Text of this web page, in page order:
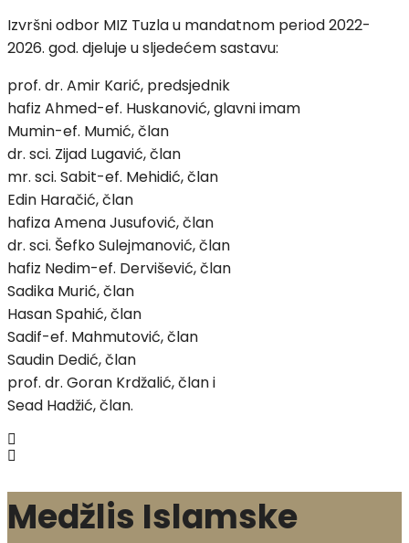
Izvršni odbor MIZ Tuzla u mandatnom period 2022-
2026. god. djeluje u sljedećem sastavu:
prof. dr. Amir Karić, predsjednik
hafiz Ahmed-ef. Huskanović, glavni imam
Mumin-ef. Mumić, član
dr. sci. Zijad Lugavić, član
mr. sci. Sabit-ef. Mehidić, član
Edin Haračić, član
hafiza Amena Jusufović, član
dr. sci. Šefko Sulejmanović, član
hafiz Nedim-ef. Dervišević, član
Sadika Murić, član
Hasan Spahić, član
Sadif-ef. Mahmutović, član
Saudin Dedić, član
prof. dr. Goran Krdžalić, član i
Sead Hadžić, član.
Medžlis Islamske